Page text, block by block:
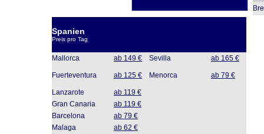
Spanien
Preis pro Tag
Mallorca ab 149 € Sevilla ab 165 €
Fuerteventura ab 125 € Menorca ab 79 €
Lanzarote
ab 119 €
Gran Canaria
ab 119 €
Barcelona
ab 79 €
Malaga
ab 62 €